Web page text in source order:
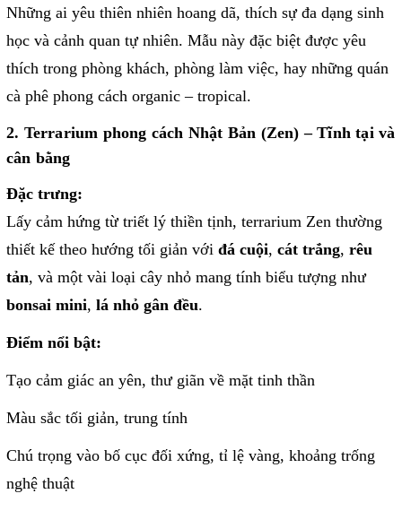
Những ai yêu thiên nhiên hoang dã, thích sự đa dạng sinh
học và cảnh quan tự nhiên. Mẫu này đặc biệt được yêu
thích trong phòng khách, phòng làm việc, hay những quán
cà phê phong cách organic – tropical.
2. Terrarium phong cách Nhật Bản (Zen) – Tĩnh tại và
cân bằng
Đặc trưng:
Lấy cảm hứng từ triết lý thiền tịnh, terrarium Zen thường
thiết kế theo hướng tối giản với đá cuội, cát trắng, rêu
tản, và một vài loại cây nhỏ mang tính biểu tượng như
bonsai mini, lá nhỏ gân đều.
Điểm nổi bật:
Tạo cảm giác an yên, thư giãn về mặt tinh thần
Màu sắc tối giản, trung tính
Chú trọng vào bố cục đối xứng, tỉ lệ vàng, khoảng trống
nghệ thuật